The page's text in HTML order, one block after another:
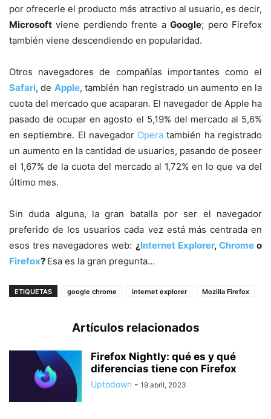
por ofrecerle el producto más atractivo al usuario, es decir,
Microsoft viene perdiendo frente aGoogle; pero Firefox
también viene descendiendo en popularidad.
Otros navegadores de compañías importantes como el
Safari, de Apple, también han registrado un aumento en la
cuota del mercado que acaparan. El navegador de Apple ha
pasado de ocupar en agosto el 5,19% del mercado al 5,6%
en septiembre. El navegador Opera también ha registrado
un aumento en la cantidad de usuarios, pasando de poseer
el 1,67% de la cuota del mercado al 1,72% en lo que va del
último mes.
Sin duda alguna, la gran batalla por ser el navegador
preferido de los usuarios cada vez está más centrada en
esos tres navegadores web: ¿Internet Explorer, Chromeo
Firefox? Esa es la gran pregunta…
ETIQUETAS google chrome internet explorer Mozilla Firefox
Artículos relacionados
Firefox Nightly: qué es y qué
diferencias tiene con Firefox
Uptodown - 19 abril, 2023